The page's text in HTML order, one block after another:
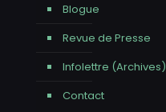
Blogue
Revue de Presse
Infolettre (Archives)
Contact